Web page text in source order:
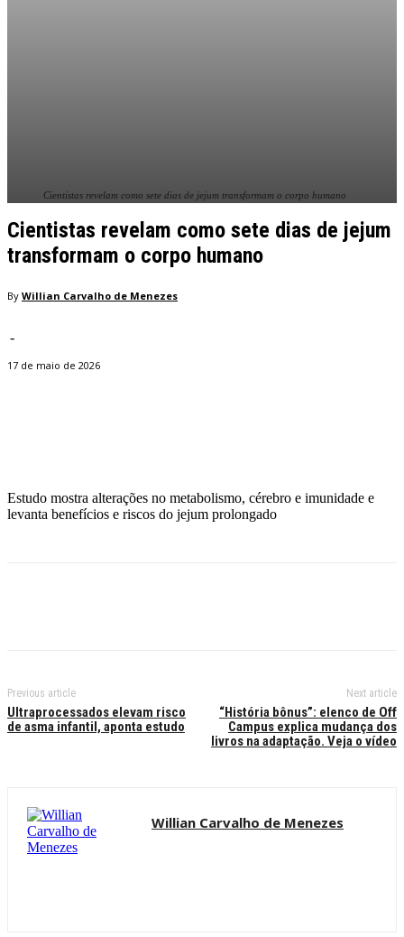
Cientistas revelam como sete dias de jejum transformam o corpo humano
Cientistas revelam como sete dias de jejum
transformam o corpo humano
By Willian Carvalho de Menezes
-
17 de maio de 2026
Estudo mostra alterações no metabolismo, cérebro e imunidade e
levanta benefícios e riscos do jejum prolongado
Previous article
Ultraprocessados elevam risco
de asma infantil, aponta estudo
Next article
“História bônus”: elenco de Off
Campus explica mudança dos
livros na adaptação. Veja o vídeo
Willian Carvalho de Menezes